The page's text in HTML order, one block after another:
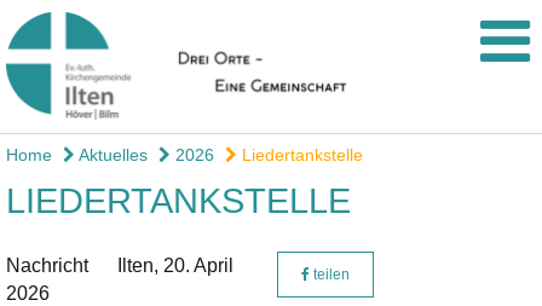
Home Aktuelles 2026 Liedertankstelle
LIEDERTANKSTELLE
Nachricht Ilten, 20. April
2026
teilen